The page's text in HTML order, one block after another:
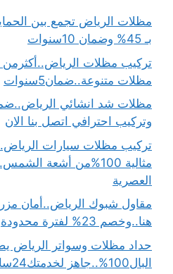
مظلات الرياض تجمع بين
بـ 45% وضمان 10سنوات
مظلات متنوعة..ضمان5سنوات
وتركيب احترافي اتصل بنا الان
تركيب مظلات سيارات
العصرية
مقاول شبوك الرياض..أمان
هنا..وخصم 23% لفترة محدودة
حداد مظلات وسواتر الرياض
البال100%..جاهز لخدمتك24ساعة اتصل الان